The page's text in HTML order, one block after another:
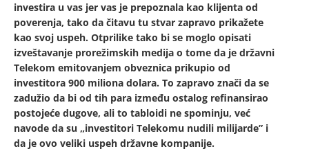
investira u vas jer vas je prepoznala kao klijenta od
poverenja, tako da čitavu tu stvar zapravo prikažete
kao svoj uspeh. Otprilike tako bi se moglo opisati
izveštavanje prorežimskih medija o tome da je državni
Telekom emitovanjem obveznica prikupio od
investitora 900 miliona dolara. To zapravo znači da se
zadužio da bi od tih para između ostalog refinansirao
postojeće dugove, ali to tabloidi ne spominju, već
navode da su „investitori Telekomu nudili milijarde” i
da je ovo veliki uspeh državne kompanije.